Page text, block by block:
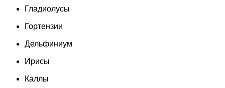
Гладиолусы
Гортензии
Дельфиниум
Ирисы
Каллы